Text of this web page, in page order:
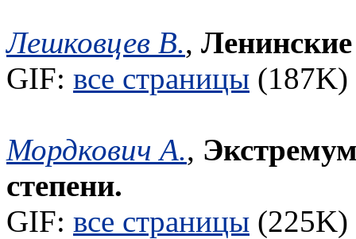
Лешковцев В.,
GIF: все страницы
Мордкович А.,
степени.
GIF: все страницы